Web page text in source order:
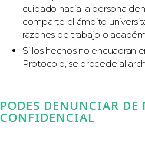
cuidado hacia la persona
comparte el ámbito
razones de trabajo o
Si los hechos no encuadran
Protocolo, se procede al
PODES DENUNCIAR DE
CONFIDENCIAL